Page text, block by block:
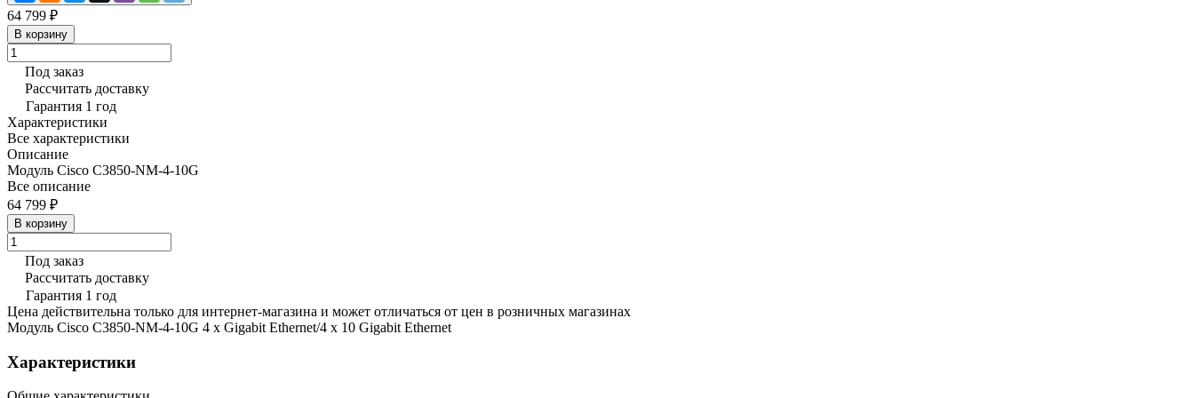
64 799 ₽
В корзину
Под заказ
Рассчитать доставку
Гарантия 1 год
Характеристики
Все характеристики
Описание
Модуль Cisco C3850-NM-4-10G
Все описание
64 799 ₽
В корзину
Под заказ
Рассчитать доставку
Гарантия 1 год
Цена действительна только для интернет-магазина и может отличаться от цен в розничных магазинах
Модуль Cisco C3850-NM-4-10G 4 x Gigabit Ethernet/4 x 10 Gigabit Ethernet
Характеристики